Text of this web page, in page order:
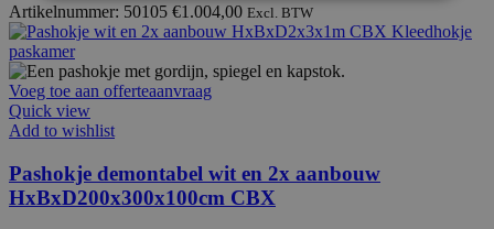
Artikelnummer: 50105 €1.004,00 Excl. BTW
Voeg toe aan offerteaanvraag
Quick view
Add to wishlist
Pashokje demontabel wit en 2x aanbouw
HxBxD200x300x100cm CBX